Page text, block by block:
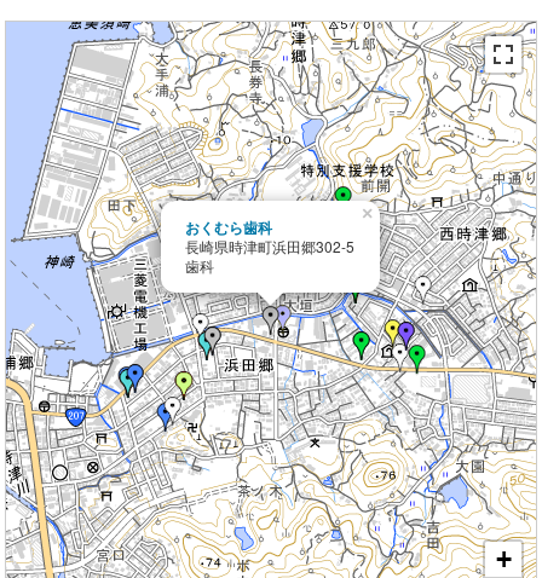
おくむら歯科
長崎県時津町浜田郷302-5
歯科
×
+